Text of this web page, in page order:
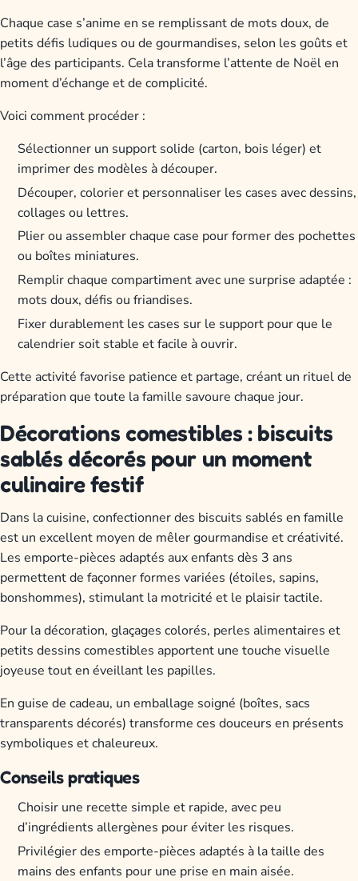
Chaque case s’anime en se remplissant de mots doux, de
petits défis ludiques ou de gourmandises, selon les goûts et
l’âge des participants. Cela transforme l’attente de Noël en
moment d’échange et de complicité.
Voici comment procéder :
Sélectionner un support solide (carton, bois léger) et
imprimer des modèles à découper.
Découper, colorier et personnaliser les cases avec dessins,
collages ou lettres.
Plier ou assembler chaque case pour former des pochettes
ou boîtes miniatures.
Remplir chaque compartiment avec une surprise adaptée :
mots doux, défis ou friandises.
Fixer durablement les cases sur le support pour que le
calendrier soit stable et facile à ouvrir.
Cette activité favorise patience et partage, créant un rituel de
préparation que toute la famille savoure chaque jour.
Décorations comestibles : biscuits
sablés décorés pour un moment
culinaire festif
Dans la cuisine, confectionner des biscuits sablés en famille
est un excellent moyen de mêler gourmandise et créativité.
Les emporte-pièces adaptés aux enfants dès 3 ans
permettent de façonner formes variées (étoiles, sapins,
bonshommes), stimulant la motricité et le plaisir tactile.
Pour la décoration, glaçages colorés, perles alimentaires et
petits dessins comestibles apportent une touche visuelle
joyeuse tout en éveillant les papilles.
En guise de cadeau, un emballage soigné (boîtes, sacs
transparents décorés) transforme ces douceurs en présents
symboliques et chaleureux.
Conseils pratiques
Choisir une recette simple et rapide, avec peu
d’ingrédients allergènes pour éviter les risques.
Privilégier des emporte-pièces adaptés à la taille des
mains des enfants pour une prise en main aisée.